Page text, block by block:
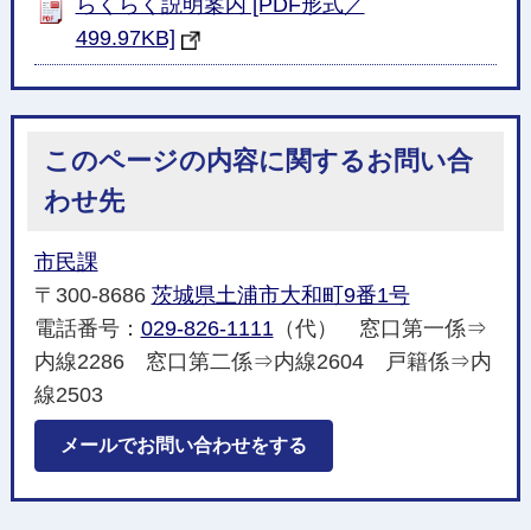
らくらく説明案内 [PDF形式／
499.97KB]
このページの内容に関するお問い合
わせ先
市民課
〒300-8686 茨城県土浦市大和町9番1号
電話番号： 029-826-1111 （代） 窓口第一係⇒
内線2286 窓口第二係⇒内線2604 戸籍係⇒内
線2503
メールでお問い合わせをする